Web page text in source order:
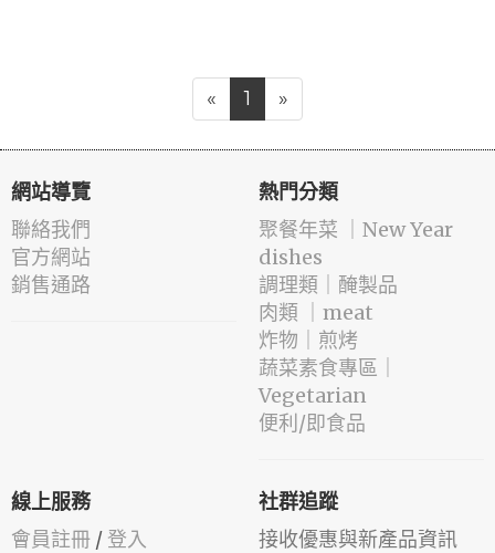
« 1 »
網站導覽
聯絡我們
官方網站
銷售通路
熱門分類
️聚餐年菜 ｜New Year
dishes
️調理類｜醃製品
肉類 ｜meat
️炸物｜煎烤
蔬菜素食專區｜
Vegetarian
便利/即食品
線上服務
會員註冊 / 登入
社群追蹤
接收優惠與新產品資訊